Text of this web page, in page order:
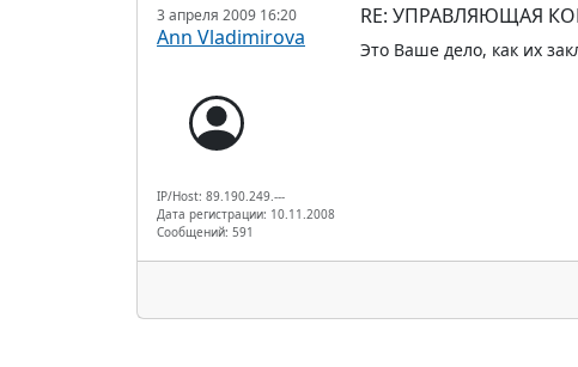
3 апреля 2009 16:20
Ann Vladimirova
IP/Host: 89.190.249.---
Дата регистрации: 10.11.2008
Сообщений: 591
RE: УПРАВЛЯЮЩАЯ
Это Ваше дело, как их